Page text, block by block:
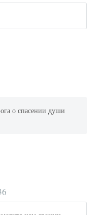
о спасении души